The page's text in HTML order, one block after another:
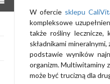
W ofercie sklepu
kompleksowe
także rośliny lecznicze,
składnikami
podstawie wyników
organizm. Multiwitaminy
może być trucizną dla